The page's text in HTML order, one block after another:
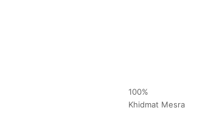
100%
Khidmat Mesra